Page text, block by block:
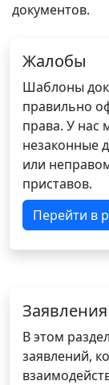
документов.
Жалобы
Шаблоны
правильно
права. У нас
незаконные
или
приставов.
Перейти в
Заявления
В этом
заявлений,